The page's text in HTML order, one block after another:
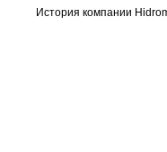
История компании